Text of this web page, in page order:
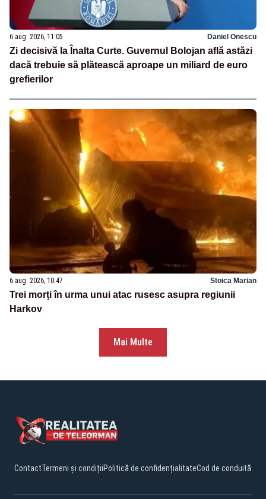
6 aug. 2026, 11:05 Daniel Onescu
Zi decisivă la Înalta Curte. Guvernul Bolojan află astăzi
dacă trebuie să plătească aproape un miliard de euro
grefierilor
6 aug. 2026, 10:47 Stoica Marian
Trei morți în urma unui atac rusesc asupra regiunii
Harkov
Mai Multe
ContactTermeni și condițiiPolitică de confidențialitateCod de conduită